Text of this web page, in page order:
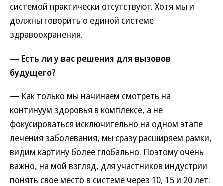
системой практически отсутствуют. Хотя мы и
должны говорить о единой системе
здравоохранения.
— Есть ли у вас решения для вызовов
будущего?
— Как только мы начинаем смотреть на
континуум здоровья в комплексе, а не
фокусироваться исключительно на одном этапе
лечения заболевания, мы сразу расширяем рамки,
видим картину более глобально. Поэтому очень
важно, на мой взгляд, для участников индустрии
понять свое место в системе через 10, 15 и 20 лет: